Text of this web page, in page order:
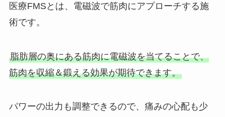
医療FMSとは、電磁波で筋肉にアプローチする施
術です。
脂肪層の奥にある筋肉に電磁波を当てることで、
筋肉を収縮＆鍛える効果が期待できます。
パワーの出力も調整できるので、痛みの心配も少